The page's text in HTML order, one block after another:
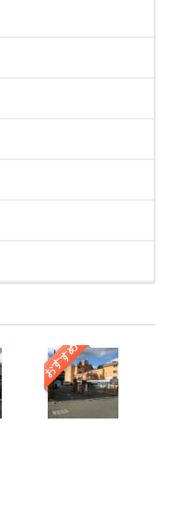
おすすめ